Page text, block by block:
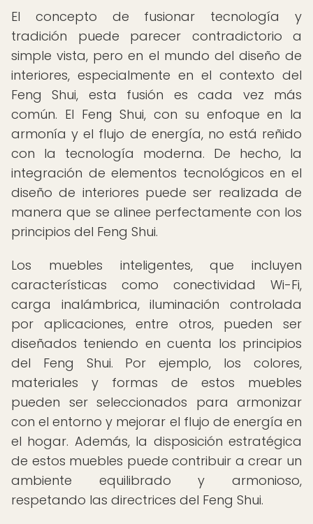
El concepto de fusionar tecnología y
tradición puede parecer contradictorio a
simple vista, pero en el mundo del diseño de
interiores, especialmente en el contexto del
Feng Shui, esta fusión es cada vez más
común. El Feng Shui, con su enfoque en la
armonía y el flujo de energía, no está reñido
con la tecnología moderna. De hecho, la
integración de elementos tecnológicos en el
diseño de interiores puede ser realizada de
manera que se alinee perfectamente con los
principios del Feng Shui.
Los muebles inteligentes, que incluyen
características como conectividad Wi-Fi,
carga inalámbrica, iluminación controlada
por aplicaciones, entre otros, pueden ser
diseñados teniendo en cuenta los principios
del Feng Shui. Por ejemplo, los colores,
materiales y formas de estos muebles
pueden ser seleccionados para armonizar
con el entorno y mejorar el flujo de energía en
el hogar. Además, la disposición estratégica
de estos muebles puede contribuir a crear un
ambiente equilibrado y armonioso,
respetando las directrices del Feng Shui.